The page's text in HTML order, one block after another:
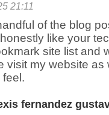
21:11
of the blog
like your
site list and
visit my website as
fernandez